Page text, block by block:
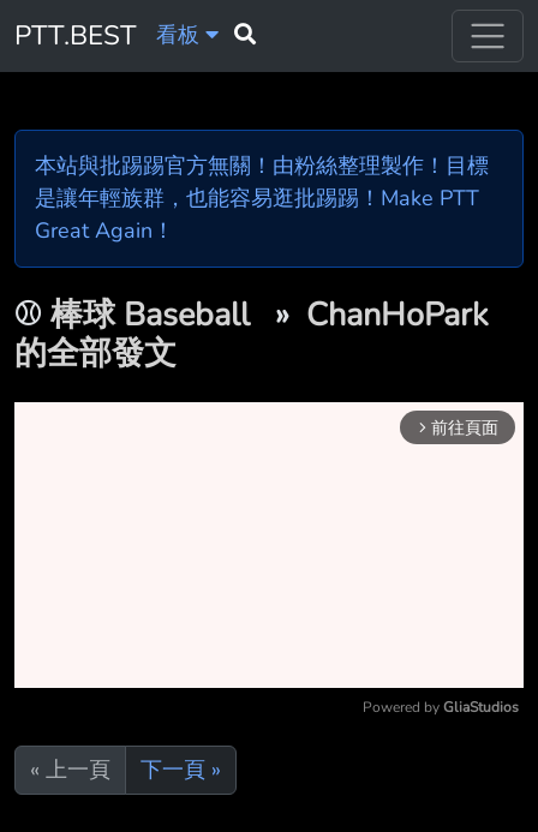
PTT.BEST 看板
本站與批踢踢官方無關！由粉絲整理製作！目標
是讓年輕族群，也能容易逛批踢踢！Make PTT
Great Again！
⚾ 棒球 Baseball » ChanHoPark
的全部發文
arrow_forward_ios 前往頁面
Powered by GliaStudios
« 上一頁 下一頁 »